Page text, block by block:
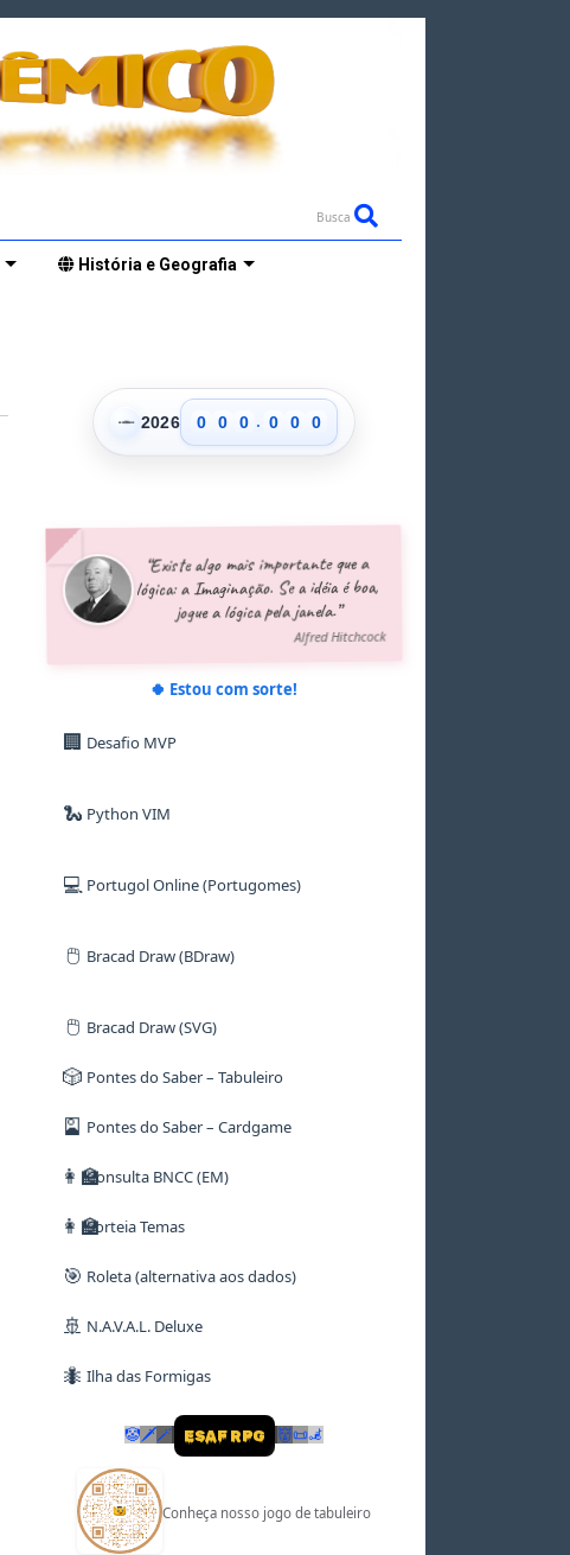
Busca
História e Geografia
👁 2026
0
1
6
7
8
0
1
6
7
8
0
1
6
7
8
. 0
1
6
7
8
0
1
6
7
8
9
0
1
6
7
8
9
“Existe algo mais importante que a
lógica: a Imaginação. Se a idéia é boa,
jogue a lógica pela janela.”
Alfred Hitchcock
🍀 Estou com sorte!
🏢 Desafio MVP
🐍 Python VIM
💻 Portugol Online (Portugomes)
🖱️ Bracad Draw (BDraw)
🖱️ Bracad Draw (SVG)
🎲 Pontes do Saber – Tabuleiro
🎴 Pontes do Saber – Cardgame
👩‍🏫Consulta BNCC (EM)
👩‍🏫Sorteia Temas
🎯 Roleta (alternativa aos dados)
🚢 N.A.V.A.L. Deluxe
🐜 Ilha das Formigas
🤡🗡🪄 ESAF RPG 👹📜🦼
Conheça nosso jogo de tabuleiro